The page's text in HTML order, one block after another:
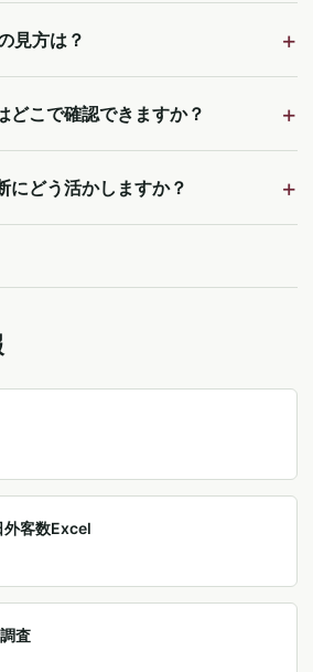
見方は？
どこで確認できますか？
にどう活かしますか？
外客数Excel
査